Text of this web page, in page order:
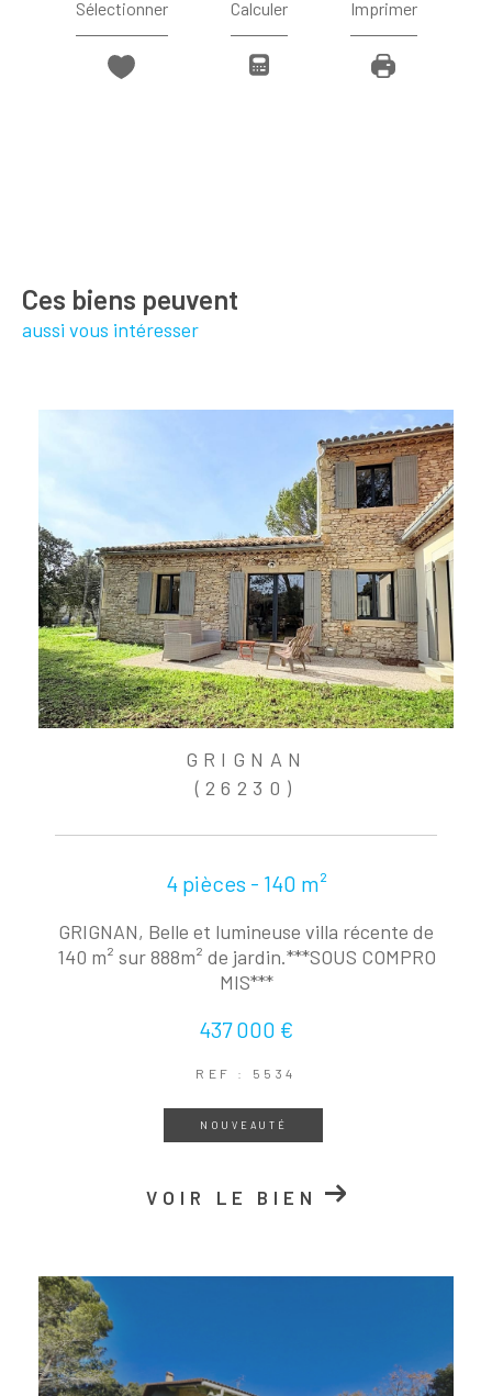
Sélectionner Calculer Imprimer
Ces biens peuvent
aussi vous intéresser
GRIGNAN
(26230)
4 pièces - 140 m²
GRIGNAN, Belle et lumineuse villa récente de
140 m² sur 888m² de jardin.***SOUS COMPRO
MIS***
437 000 €
REF : 5534
NOUVEAUTÉ
VOIR LE BIEN